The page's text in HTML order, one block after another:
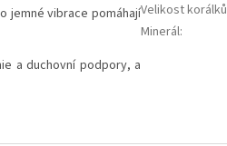
jemné vibrace pomáhají
a duchovní podpory, a
Velikost korálků
Minerál: